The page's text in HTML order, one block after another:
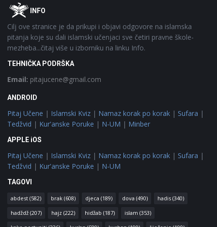
FooterOINFO
Cilj ove stranice je da prikupi i objavi odgovore na islamska
pitanja koje su dali islamski učenjaci sve četiri pravne škole-
mezheba...čitaj više u izborniku na linku Info.
TEHNIČKA PODRŠKA
Email: pitajucene@gmail.com
ANDROID
Pitaj Učene | Islamski Kviz | Namaz korak po korak | Sufara |
Tedžvid | Kur'anske Poruke | N-UM | Minber
APPLE iOS
Pitaj Učene | Islamski Kviz | Namaz korak po korak | Sufara |
Tedžvid | Kur'anske Poruke | N-UM
TAGOVI
abdest (582) brak (608) djeca (189) dova (490) hadis (340)
hadždž (207) hajz (222) hidžab (187) islam (353)